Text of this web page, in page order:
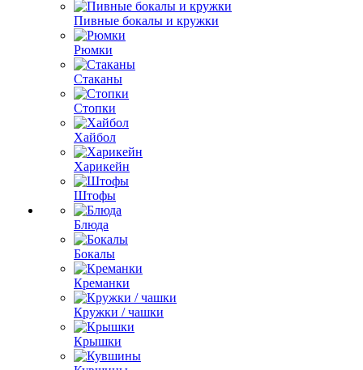
Пивные бокалы и кружки
Рюмки
Стаканы
Стопки
Хайбол
Харикейн
Штофы
Блюда
Бокалы
Креманки
Кружки / чашки
Крышки